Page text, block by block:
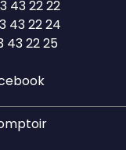
43 22 22
43 22 24
43 22 25